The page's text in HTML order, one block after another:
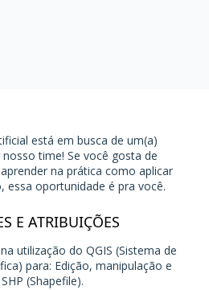
está em busca de um(a)
time! Se você gosta de
na prática como aplicar
essa oportunidade é pra você.
E ATRIBUIÇÕES
utilização do QGIS (Sistema de
para: Edição, manipulação e
(Shapefile).